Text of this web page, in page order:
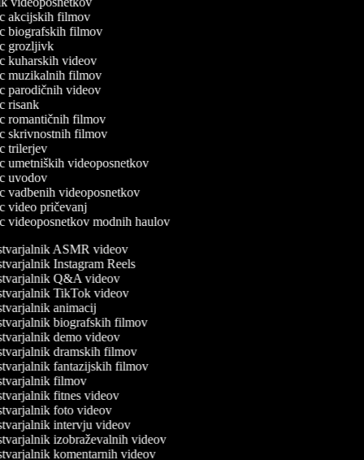
akcijskih filmov
biografskih filmov
grozljivk
kuharskih videov
muzikalnih filmov
parodičnih videov
risank
romantičnih filmov
skrivnostnih filmov
trilerjev
umetniških videoposnetkov
uvodov
vadbenih videoposnetkov
video pričevanj
videoposnetkov modnih haulov
ASMR videov
Instagram Reels
Q&A videov
TikTok videov
animacij
biografskih filmov
demo videov
dramskih filmov
fantazijskih filmov
filmov
fitnes videov
foto videov
intervju videov
izobraževalnih videov
komentarnih videov